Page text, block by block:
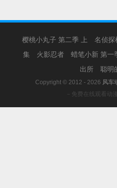
樱桃小丸子 第二季 上 名侦探
集
火影忍者 蜡笔小新 第一
出所
聪明
Copyright © 2012 - 2026 风车
－免费在线观看动